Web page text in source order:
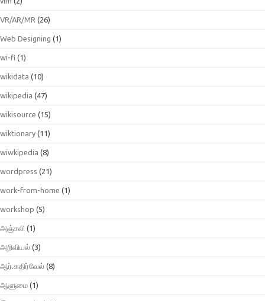
VR/AR/MR (26)
Web Designing (1)
wi-fi (1)
wikidata (10)
wikipedia (47)
wikisource (15)
wiktionary (11)
wiwkipedia (8)
wordpress (21)
work-from-home (1)
workshop (5)
அஞ்சலி (1)
அறிவியல் (3)
ஆர்.கதிர்வேல் (8)
ஆளுமை (1)